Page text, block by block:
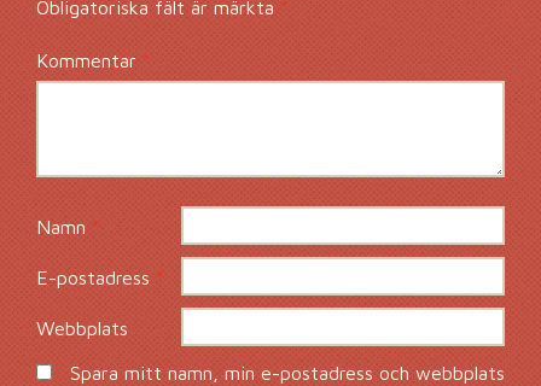
Obligatoriska fält är märkta *
Kommentar *
Namn*
E-postadress*
Webbplats
Spara mitt namn, min e-postadress och webbplats